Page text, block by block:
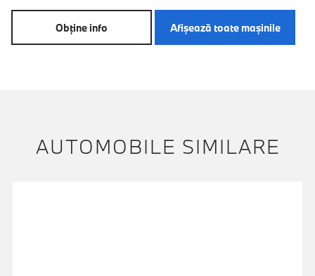
Obţine info Afişează toate maşinile
AUTOMOBILE SIMILARE